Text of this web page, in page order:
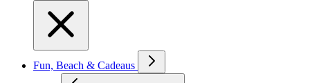
Fun, Beach & Cadeaus